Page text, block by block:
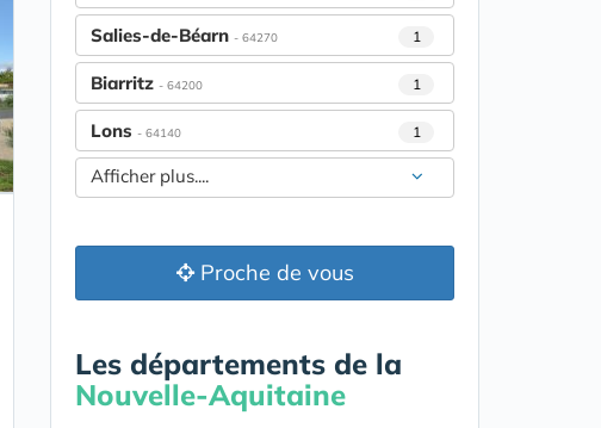
Salies-de-Béarn - 64270 1
Biarritz - 64200 1
Lons - 64140 1
Afficher plus....
Proche de vous
Les départements de la
Nouvelle-Aquitaine